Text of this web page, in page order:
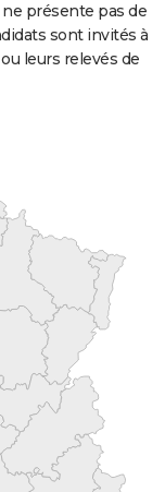
présente pas de
sont invités à
leurs relevés de